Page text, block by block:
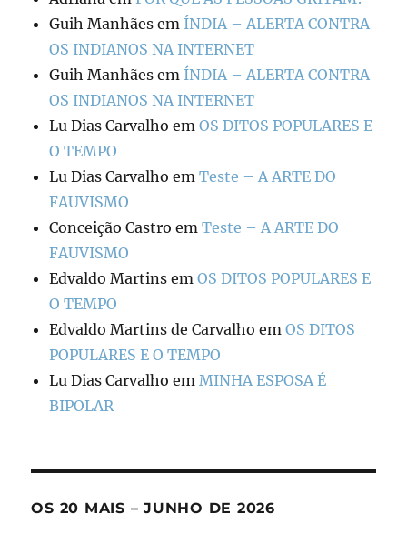
Guih Manhães em ÍNDIA – ALERTA CONTRA
OS INDIANOS NA INTERNET
Guih Manhães em ÍNDIA – ALERTA CONTRA
OS INDIANOS NA INTERNET
Lu Dias Carvalho emOS DITOS POPULARES E
O TEMPO
Lu Dias Carvalho emTeste – A ARTE DO
FAUVISMO
Conceição Castro emTeste – A ARTE DO
FAUVISMO
Edvaldo Martins emOS DITOS POPULARES E
O TEMPO
Edvaldo Martins de Carvalho emOS DITOS
POPULARES E O TEMPO
Lu Dias Carvalho em MINHA ESPOSA É
BIPOLAR
OS 20 MAIS – JUNHO DE 2026